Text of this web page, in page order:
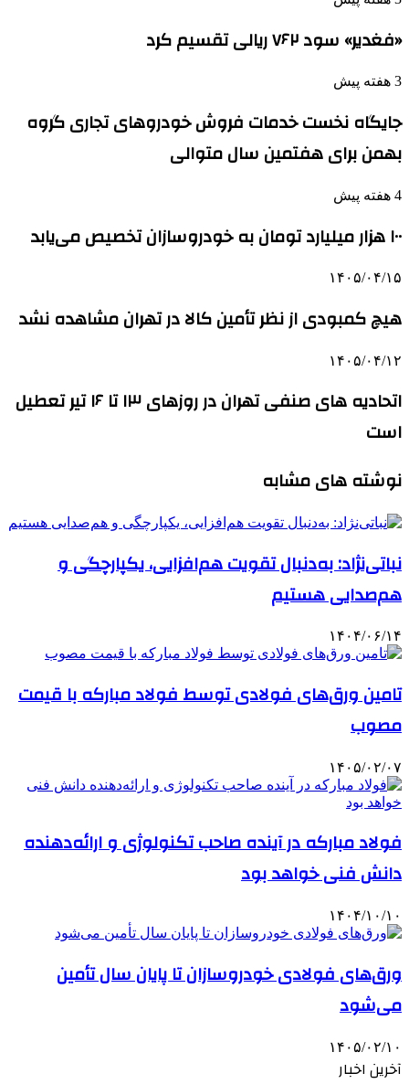
«فغدیر» سود ۷۶۲ ریالی تقسیم کرد
3 هفته پیش
جایگاه نخست خدمات فروش خودروهای تجاری گروه
بهمن برای هفتمین سال متوالی
4 هفته پیش
۱۰۰ هزار میلیارد تومان به خودروسازان تخصیص می‌یابد
۱۴۰۵/۰۴/۱۵
هیچ کمبودی از نظر تأمین کالا در تهران مشاهده نشد
۱۴۰۵/۰۴/۱۲
اتحادیه های صنفی تهران در روزهای ۱۳ تا ۱۶ تیر تعطیل
است
نوشته های مشابه
نباتی‌نژاد: به‌دنبال تقویت هم‌افزایی، یکپارچگی و
هم‌صدایی هستیم
۱۴۰۴/۰۶/۱۴
تامین ورق‌های فولادی توسط فولاد مبارکه با قیمت
مصوب
۱۴۰۵/۰۲/۰۷
فولاد مبارکه در آینده صاحب تکنولوژی و ارائه‌دهنده
دانش فنی خواهد بود
۱۴۰۴/۱۰/۱۰
ورق‌های فولادی خودروسازان تا پایان سال تأمین
می‌شود
۱۴۰۵/۰۲/۱۰
آخرین اخبار